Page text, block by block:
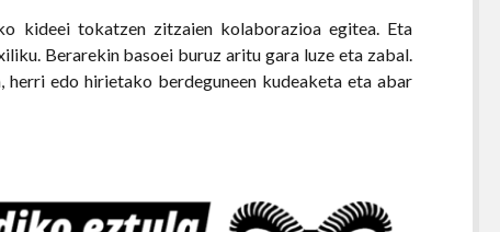
kideei tokatzen zitzaien kolaborazioa egitea. Eta
Berarekin basoei buruz aritu gara luze eta zabal.
herri edo hirietako berdeguneen kudeaketa eta abar